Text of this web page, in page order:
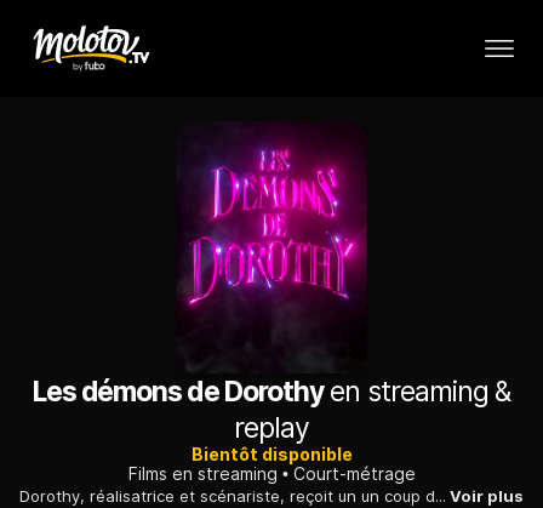
Les démons de Dorothyen streaming &
replay
Bientôt disponible
Films en streaming
Court-métrage
Dorothy, réalisatrice et scénariste, reçoit un un coup de fil de sa productrice : il est temps d'arrêter les comédies queer et de faire des films universels. Voir plus